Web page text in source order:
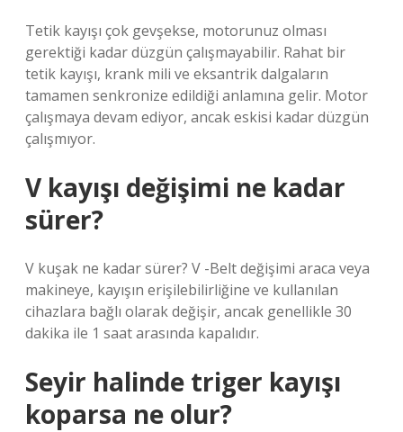
Tetik kayışı çok gevşekse, motorunuz olması
gerektiği kadar düzgün çalışmayabilir. Rahat bir
tetik kayışı, krank mili ve eksantrik dalgaların
tamamen senkronize edildiği anlamına gelir. Motor
çalışmaya devam ediyor, ancak eskisi kadar düzgün
çalışmıyor.
V kayışı değişimi ne kadar
sürer?
V kuşak ne kadar sürer? V -Belt değişimi araca veya
makineye, kayışın erişilebilirliğine ve kullanılan
cihazlara bağlı olarak değişir, ancak genellikle 30
dakika ile 1 saat arasında kapalıdır.
Seyir halinde triger kayışı
koparsa ne olur?